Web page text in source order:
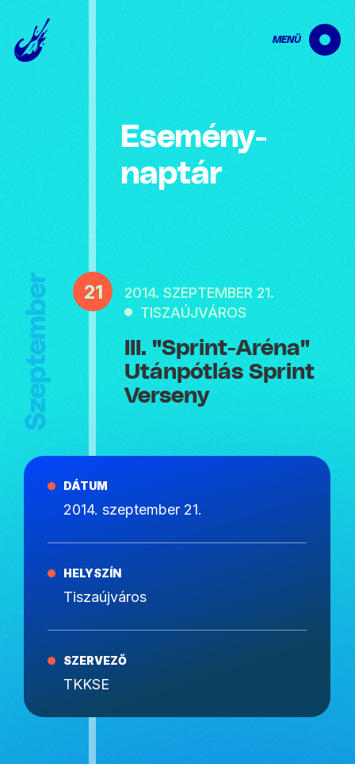
MENÜ
Esemény­
naptár
Szeptember 21
2014. SZEPTEMBER 21.
TISZAÚJVÁROS
III. "Sprint-Aréna"
Utánpótlás Sprint
Verseny
DÁTUM
2014. szeptember 21.
HELYSZÍN
Tiszaújváros
SZERVEZŐ
TKKSE